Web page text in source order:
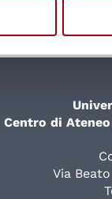
Centro di
Via